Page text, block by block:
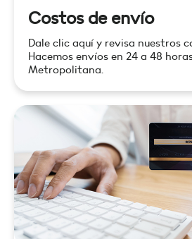
Costos de envío
Dale clic aquí y revisa nuestros
Hacemos envíos en 24 a 48
Metropolitana.